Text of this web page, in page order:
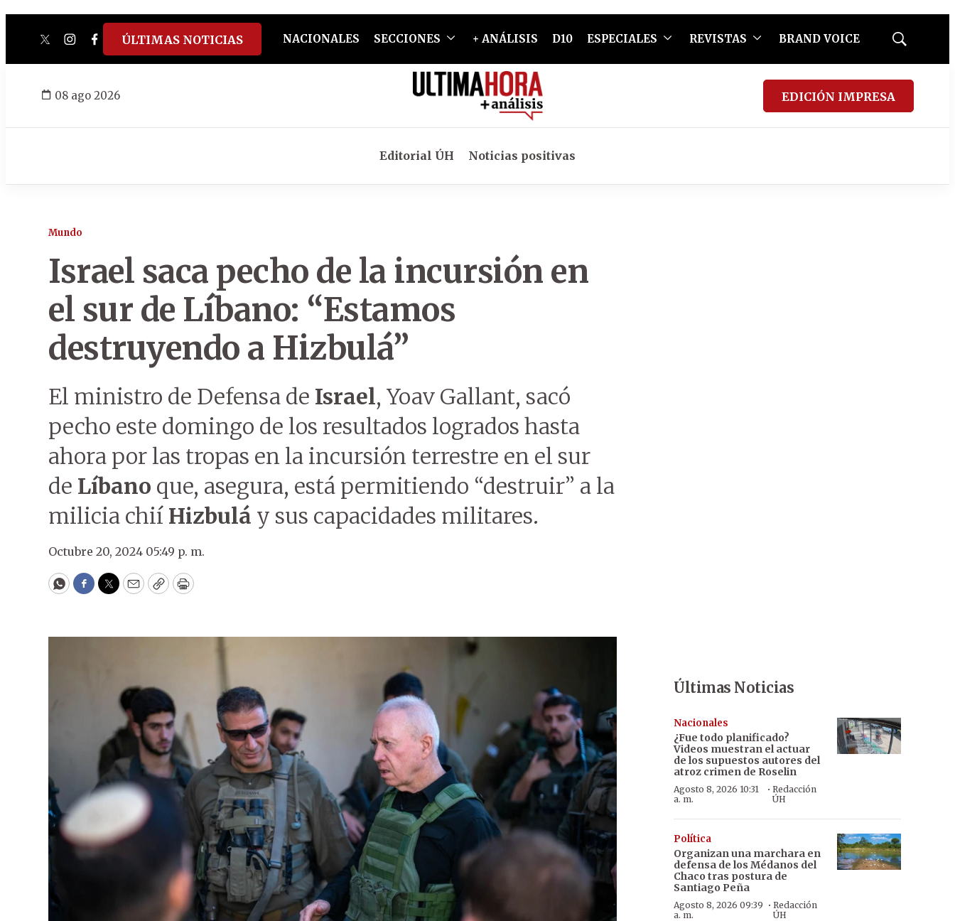
twitterinstagram
facebook
tiktokyoutube
spotify
ÚLTIMAS NOTICIAS NACIONALES SECCIONES + ANÁLISIS D10 ESPECIALES REVISTAS BRAND VOICE
Mostrar
08 ago 2026 EDICIÓN IMPRESA
Editorial ÚH Noticias positivas
Mundo
Israel saca pecho de la incursión en
el sur de Líbano: “Estamos
destruyendo a Hizbulá”
El ministro de Defensa de Israel, Yoav Gallant, sacó
pecho este domingo de los resultados logrados hasta
ahora por las tropas en la incursión terrestre en el sur
de Líbano que, asegura, está permitiendo “destruir” a la
milicia chií Hizbulá y sus capacidades militares.
Octubre 20, 2024 05:49 p. m.
WhatsApp
Facebook
Twitter
EmailCopyPrint
Últimas Noticias
Nacionales
¿Fue todo planificado?
Videos muestran el actuar
de los supuestos autores del
atroz crimen de Roselin
Agosto 8, 2026 10:31
a. m.
· Redacción
ÚH
Política
Organizan una marchara en
defensa de los Médanos del
Chaco tras postura de
Santiago Peña
Agosto 8, 2026 09:39
a. m.
·Redacción
ÚH